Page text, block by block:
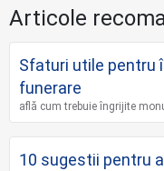
Articole
Sfaturi utile pentru
funerare
află cum trebuie îngrijite
10 sugestii pentru